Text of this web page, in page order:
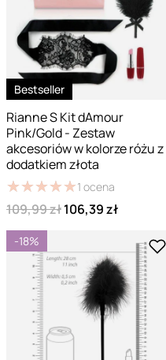
Bestseller
Rianne S Kit dAmour
Pink/Gold - Zestaw
akcesoriów w kolorze różu z
dodatkiem złota
★★★★★
★★★★★1 ocena
109,99 zł106,39 zł
-18%